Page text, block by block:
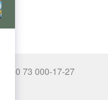
+380 73 000-17-27